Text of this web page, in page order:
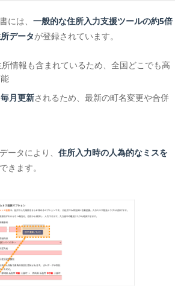
には、 一般的な住所入力支援ツールの約5倍
データが登録されています。
情報も含まれているため、全国どこでも高
毎月更新されるため、最新の町名変更や合併
ータにより、 住所入力時の人為的なミスを
きます。